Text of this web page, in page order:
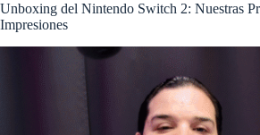
Unboxing del Nintendo Switch 2: Nuestras
Impresiones